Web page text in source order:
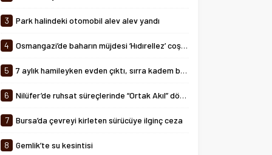
arasında...
3 Park halindeki otomobil alev alev yandı
4 Osmangazi’de baharın müjdesi ‘Hıdırellez’ coşkuyla kutlandı
5 7 aylık hamileyken evden çıktı, sırra kadem bastı
6 Nilüfer’de ruhsat süreçlerinde “Ortak Akıl” dönemi
7 Bursa’da çevreyi kirleten sürücüye ilginç ceza
8 Gemlik’te su kesintisi